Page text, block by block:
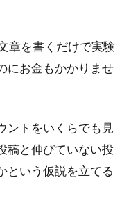
章を書くだけで実験
にお金もかかりませ
ントをいくらでも見
稿と伸びていない投
という仮説を立てる